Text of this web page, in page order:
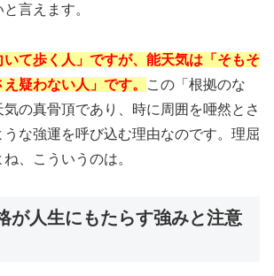
言えます。
て歩く人」ですが、能天気は「そもそ
疑わない人」です。
この「根拠のな
の真骨頂であり、時に周囲を唖然とさ
な強運を呼び込む理由なのです。理屈
、こういうのは。
が人生にもたらす強みと注意